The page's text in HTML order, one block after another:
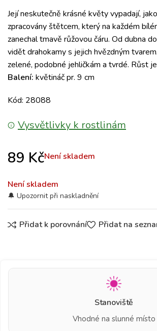
Její neskutečně krásné květy vypadají,
zpracovány štětcem, který na každém
zanechal tmavě růžovou čáru. Od dubna
vidět drahokamy s jejich hvězdným
zelené, podobné jehličkám a tvrdé. Růst
Balení: květináč pr. 9 cm
Kód: 28088
Vysvětlivky k rostlinám
89 KčNení skladem
Není skladem
Přidat k porovnání Přidat na
Stanoviště
Vhodné na slunné místo